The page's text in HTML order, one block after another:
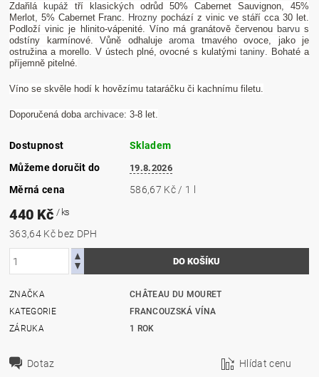
Zdařilá kupáž tří klasických odrůd 50% Cabernet Sauvignon, 45%
Merlot, 5% Cabernet Franc. Hrozny pochází z vinic ve stáří cca 30 let.
Podloží vinic je hlinito-vápenité. Víno má granátově červenou barvu s
odstíny karmínové. Vůně odhalujearomatmavého ovoce, jako je
ostružina a morello. V ústech plné, ovocné s kulatýmitaniny. Bohaté a
příjemně pitelné.
Víno se skvěle hodí k hovězímu tataráčku či kachnímu filetu.
Doporučená dobaarchivace: 3-8 let.
Dostupnost
Skladem
Můžeme doručit do
19.8.2026
Měrná cena 586,67 Kč / 1 l
440 Kč / ks
363,64 Kč bez DPH
ZNAČKA
CHÂTEAU DU MOURET
KATEGORIE
FRANCOUZSKÁ VÍNA
ZÁRUKA
1 ROK
Dotaz Hlídat cenu